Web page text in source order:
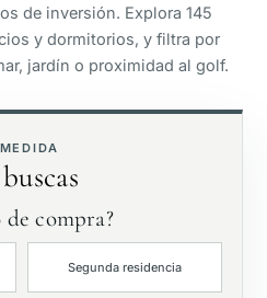
golf
de inversión. Explora 145
y dormitorios, y filtra por
jardín o proximidad al golf.
compra?
Segunda residencia